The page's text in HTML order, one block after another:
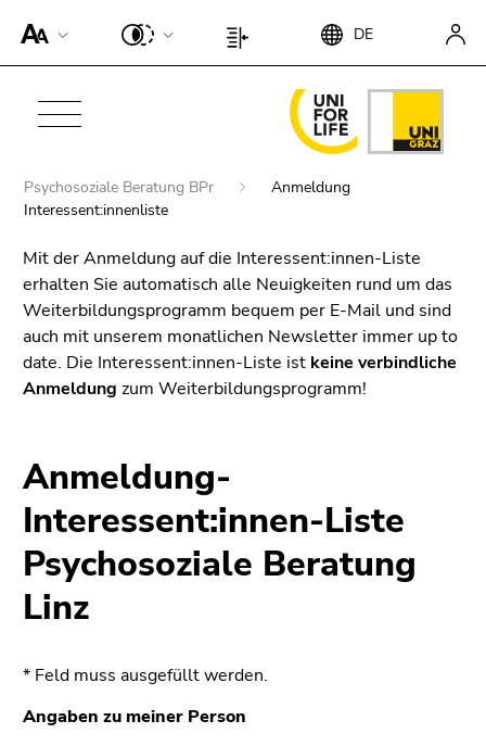
Seite
besser für
Reader
können,
Sie
diesen
Link.
Um die
verbesserte
Darstellung
deaktivieren,
bestätigen
Sie diesen
Zum
Inhalt
1)
Positionsanzeige
Beginn
des
Seitenbereichs:
Seiteneinstellungen:
DE
Ende
dieses
Seitenbereichs.
Seitenbereiche
Beginn
des
Hauptnavigation:
Seitenbereichs.
Zur
der
Seitenbereiche
Beginn
des
befinden
sich
hier:
Psychosoziale Beratung BPr
Anmeldung
Interessent:innenliste
dieses
Seitenbereichs.
Übersicht
der
Seitenbereiche
Mit der Anmeldung auf die Interessent:innen-Liste
erhalten Sie automatisch alle Neuigkeiten rund um das
Weiterbildungsprogramm bequem per E-Mail und sind
auch mit unserem monatlichen Newsletter immer up to
date. Die Interessent:innen-Liste ist keine verbindliche
Anmeldung zum Weiterbildungsprogramm!
Anmeldung-
Interessent:innen-Liste
Psychosoziale Beratung
Linz
* Feld muss ausgefüllt werden.
Angaben zu meiner Person